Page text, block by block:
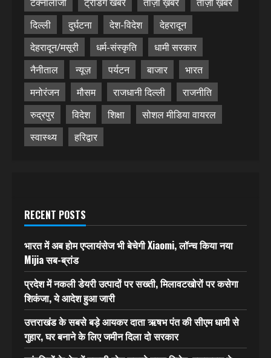
दिल्ली
दुर्घटना देश-विदेश
देहरादून
देहरादून/मसूरी
धर्म-संस्कृति
धामी सरकार
नैनीताल
न्यूज़ पर्यटन बाजार
भारत
मनोरंजन
मौसम राजधानी दिल्ली
राजनीति
रुद्रपुर
विदेश शिक्षा
सोशल मीडिया वायरल
स्वास्थ्य
हरिद्वार
RECENT POSTS
भारत में अब होम एप्लायंसेज भी बेचेगी Xiaomi, लॉन्च किया नया
Mijia सब-ब्रांड
प्रदेश में नकली डेयरी उत्पादों पर सख्ती, मिलावटखोरों पर कसेगा
शिकंजा, ये आदेश हुआ जारी
उत्तराखंड के सबसे बड़े आयकर दाता ऋषभ पंत की सीएम धामी से
गुहार, घर बनाने के लिए जमीन दिला दो सरकार